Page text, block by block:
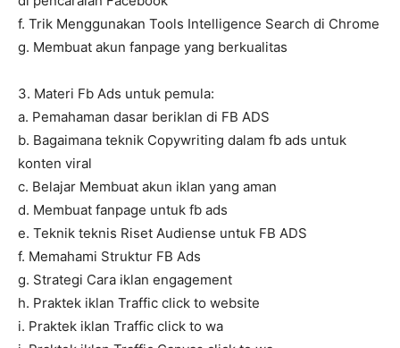
f. Trik Menggunakan Tools Intelligence Search di Chrome
g. Membuat akun fanpage yang berkualitas
3. Materi Fb Ads untuk pemula:
a. Pemahaman dasar beriklan di FB ADS
b. Bagaimana teknik Copywriting dalam fb ads untuk
konten viral
c. Belajar Membuat akun iklan yang aman
d. Membuat fanpage untuk fb ads
e. Teknik teknis Riset Audiense untuk FB ADS
f. Memahami Struktur FB Ads
g. Strategi Cara iklan engagement
h. Praktek iklan Traffic click to website
i. Praktek iklan Traffic click to wa